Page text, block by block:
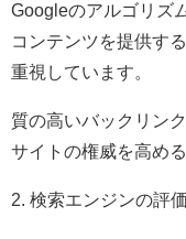
Googleのアルゴリズ
コンテンツを提供す
重視しています。
質の高いバックリン
サイトの権威を高め
2. 検索エンジンの評